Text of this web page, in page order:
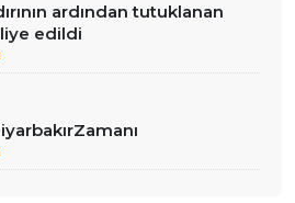
ardından tutuklanan
edildi